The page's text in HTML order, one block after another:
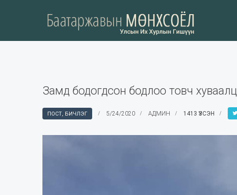
Замд бодогдсон бодлоо товч
ПОСТ, БИЧЛЭГ 5/24/2020 АДМИН 1413 ҮЗСЭН